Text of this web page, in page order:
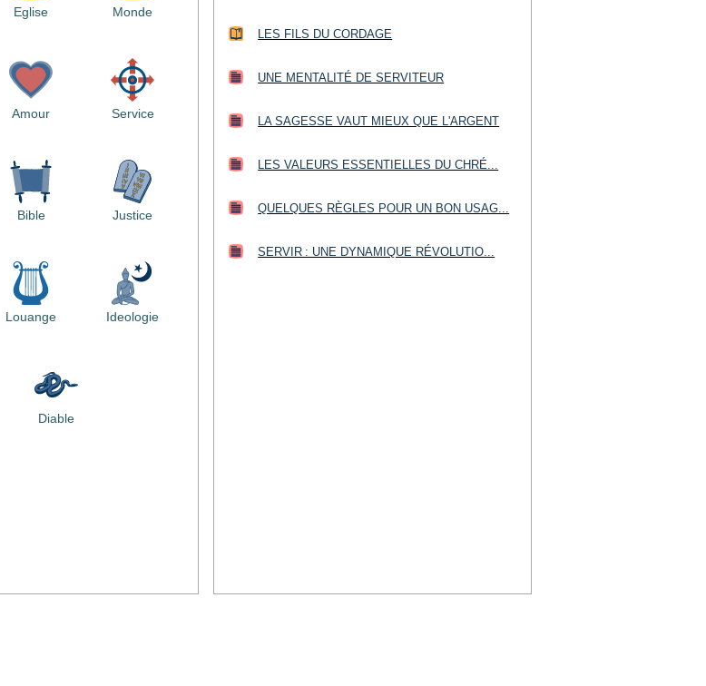
Eglise Monde
Amour Service
Bible Justice
Louange Ideologie
Diable
LES FILS DU CORDAGE
UNE MENTALITÉ DE SERVITEUR
LA SAGESSE VAUT MIEUX QUE L'ARGENT
LES VALEURS ESSENTIELLES DU CHRÉ...
QUELQUES RÈGLES POUR UN BON USAG...
SERVIR : UNE DYNAMIQUE RÉVOLUTIO...